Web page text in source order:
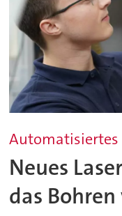
Automatisiertes
Neues
das